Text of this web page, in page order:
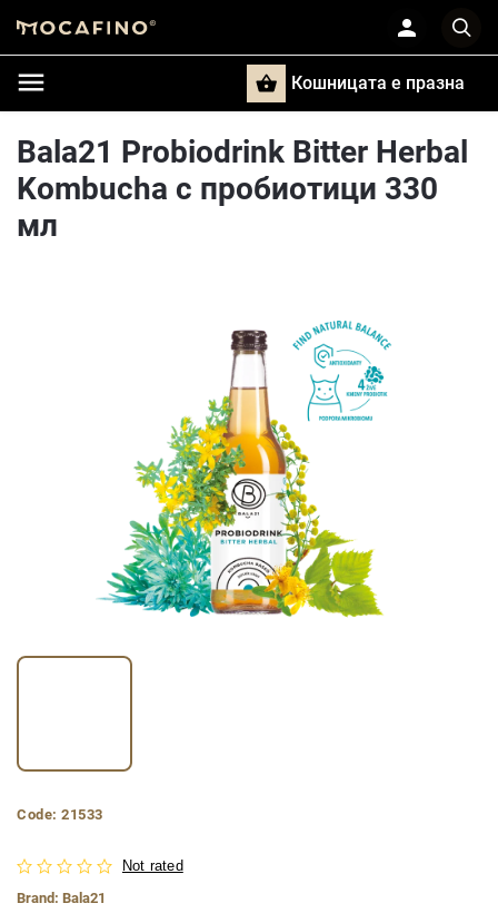
Кошницата e празна
Bala21 Probiodrink Bitter Herbal
Kombucha с пробиотици 330
мл
Code: 21533
Not rated
Brand: Bala21